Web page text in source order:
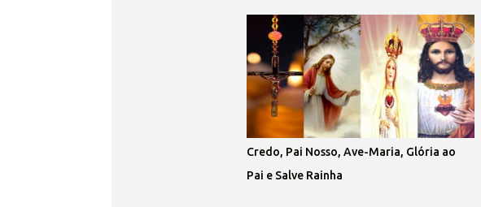
Credo, Pai Nosso, Ave-Maria, Glória ao
Pai e Salve Rainha